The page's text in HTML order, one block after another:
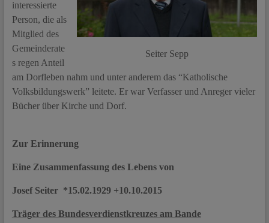
Seiter Sepp
interessierte
Person, die als
Mitglied des
Gemeinderate
s regen Anteil
am Dorfleben nahm und unter anderem das “Katholische
Volksbildungswerk” leitete. Er war Verfasser und Anreger vieler
Bücher über Kirche und Dorf.
Zur Erinnerung
Eine Zusammenfassung des Lebens von
Josef Seiter *15.02.1929 +10.10.2015
Träger des Bundesverdienstkreuzes am Bande